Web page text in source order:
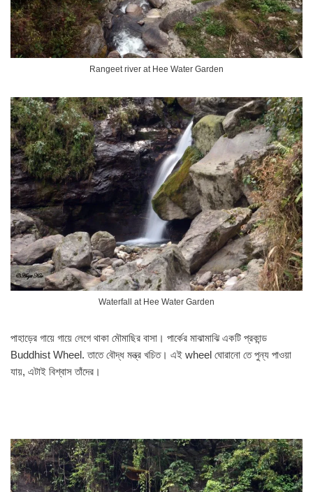
Rangeet river at Hee Water Garden
Waterfall at Hee Water Garden
পাহাড়ের গায়ে গায়ে লেগে থাকা মৌমাছির বাসা। পার্কের মাঝামাঝি একটি প্রকান্ড
Buddhist Wheel. তাতে বৌদ্ধ মন্ত্র খচিত। এই wheel ঘোরানো তে পুন্য পাওয়া
যায়, এটাই বিশ্বাস তাঁদের।